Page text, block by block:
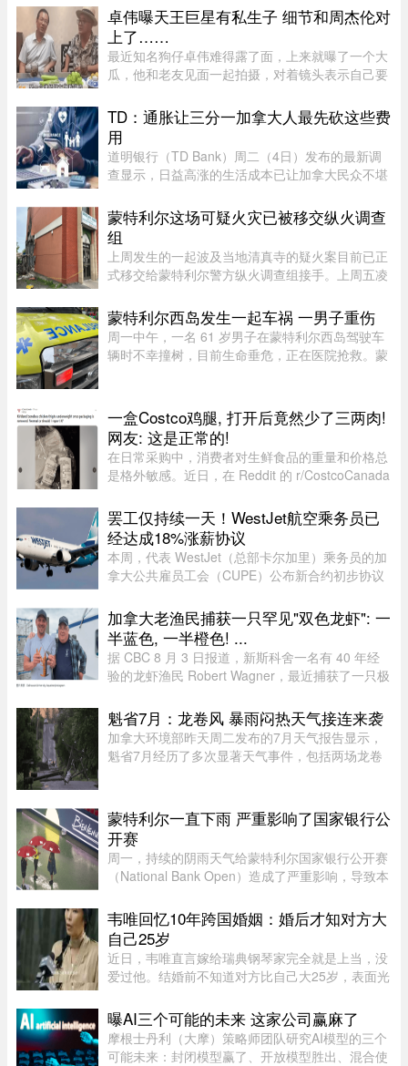
时，异常肿大的脖子引起网友议论，被怀疑是AI特
效。不过，有认识他的 ...
卓伟曝天王巨星有私生子 细节和周杰伦对
上了……
最近知名狗仔卓伟难得露了面，上来就曝了一个大
瓜，他和老友见面一起拍摄，对着镜头表示自己要
下，卓伟爆料之前明确表示，故事就是故事，他手
头也没有真凭实据，建议大 ...
TD：通胀让三分一加拿大人最先砍这些费
用
道明银行（TD Bank）周二（4日）发布的最新调
查显示，日益高涨的生活成本已让加拿大民众不堪
Global News报道，道明保险（TD Insurance）的
数据指出，33%的加拿大民众为了节 ...
蒙特利尔这场可疑火灾已被移交纵火调查
组
上周发生的一起波及当地清真寺的疑火案目前已正
式移交给蒙特利尔警方纵火调查组接手。上周五凌
Côte-des-Neiges–Notre-Dame-de-Grâce 区的
Courtrai Avenue，停在两 ...
蒙特利尔西岛发生一起车祸 一男子重伤
周一中午，一名 61 岁男子在蒙特利尔西岛驾驶车
辆时不幸撞树，目前生命垂危，正在医院抢救。蒙
道（介于 Avro 街与 Hy ...
一盒Costco鸡腿, 打开后竟然少了三两肉!
网友: 这是正常的!
在日常采购中，消费者对生鲜食品的重量和价格总
是格外敏感。近日，在 Reddit 的 r/CostcoCanada
Costco 购买的 Kirkland 无骨鸡腿肉，去掉包装后
称重，竟然比标签上的重量 ...
罢工仅持续一天！WestJet航空乘务员已
经达成18%涨薪协议
本周，代表 WestJet（总部卡尔加里）乘务员的加
拿大公共雇员工会（CUPE）公布新合约初步协议
时段津贴"，地面工作也获补偿；休息时间增加；
餐食和制服津贴上调；其他一系 ...
加拿大老渔民捕获一只罕见"双色龙虾": 一
半蓝色, 一半橙色! ...
据 CBC 8 月 3 日报道，新斯科舍一名有 40 年经
验的龙虾渔民 Robert Wagner，最近捕获了一只极
边是橙色，颜色分界极为分明。Wagner 表示：“我
当时只说了句‘哇！我这 ...
魁省7月：龙卷风 暴雨闷热天气接连来袭
加拿大环境部昨天周二发布的7月天气报告显示，
魁省7月经历了多次显著天气事件，包括两场龙卷
别袭击了Laurentides地区的Ha ...
蒙特利尔一直下雨 严重影响了国家银行公
开赛
周一，持续的阴雨天气给蒙特利尔国家银行公开赛
（National Bank Open）造成了严重影响，导致本
间上午 11 点比赛预定开始前，一场倾盆大雨让赛
事组委会不得不将开赛时间 ...
韦唯回忆10年跨国婚姻：婚后才知对方大
自己25岁
近日，韦唯直言嫁给瑞典钢琴家完全就是上当，没
爱过他。结婚前不知道对方比自己大25岁，表面光
世，自己独自抚养三个儿子。韦唯，原名张菊霞，
壮族，1963年9月28日出生于 ...
曝AI三个可能的未来 这家公司赢麻了
摩根士丹利（大摩）策略师团队研究AI模型的三个
可能未来：封闭模型赢了、开放模型胜出、混合使